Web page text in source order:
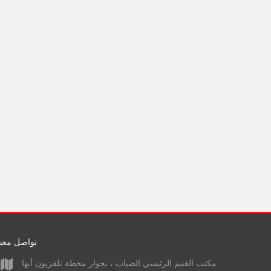
تواصل
مكتب الغنيم الرئيسي الضباب ، بجوار محطة تلفزيون أبها